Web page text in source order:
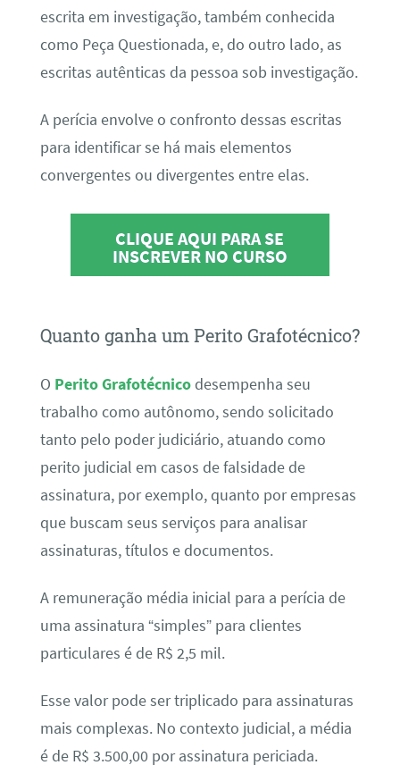
escrita em investigação, também conhecida
como Peça Questionada, e, do outro lado, as
escritas autênticas da pessoa sob investigação.
A perícia envolve o confronto dessas escritas
para identificar se há mais elementos
convergentes ou divergentes entre elas.
CLIQUE AQUI PARA SE
INSCREVER NO CURSO
Quanto ganha um Perito Grafotécnico?
O Perito Grafotécnicodesempenha seu
trabalho como autônomo, sendo solicitado
tanto pelo poder judiciário, atuando como
perito judicial em casos de falsidade de
assinatura, por exemplo, quanto por empresas
que buscam seus serviços para analisar
assinaturas, títulos e documentos.
A remuneração média inicial para a perícia de
uma assinatura “simples” para clientes
particulares é de R$ 2,5 mil.
Esse valor pode ser triplicado para assinaturas
mais complexas. No contexto judicial, a média
é de R$ 3.500,00 por assinatura periciada.